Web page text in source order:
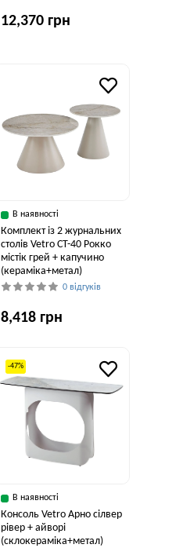
12,370 грн
В наявності
Комплект із 2 журнальних
столів Vetro CT-40 Рокко
містік грей + капучино
(кераміка+метал)
0 відгуків
8,418 грн
-47%
В наявності
Консоль Vetro Арно сілвер
рівер + айворі
(склокераміка+метал)